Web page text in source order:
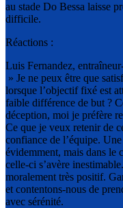
au stade Do Bessa laisse
difficile.
Réactions :
Luis Fernandez,
» Je ne peux être que
lorsque l’objectif fixé est
faible différence de but ?
déception, moi je préfère
Ce que je veux retenir de
confiance de l’équipe.
évidemment, mais dans le
celle-ci s’avère
moralement très positif.
et contentons-nous de
avec sérénité.